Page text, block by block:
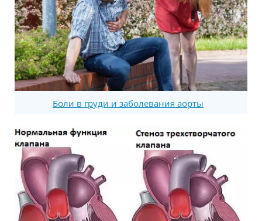
Боли в груди и заболевания аорты